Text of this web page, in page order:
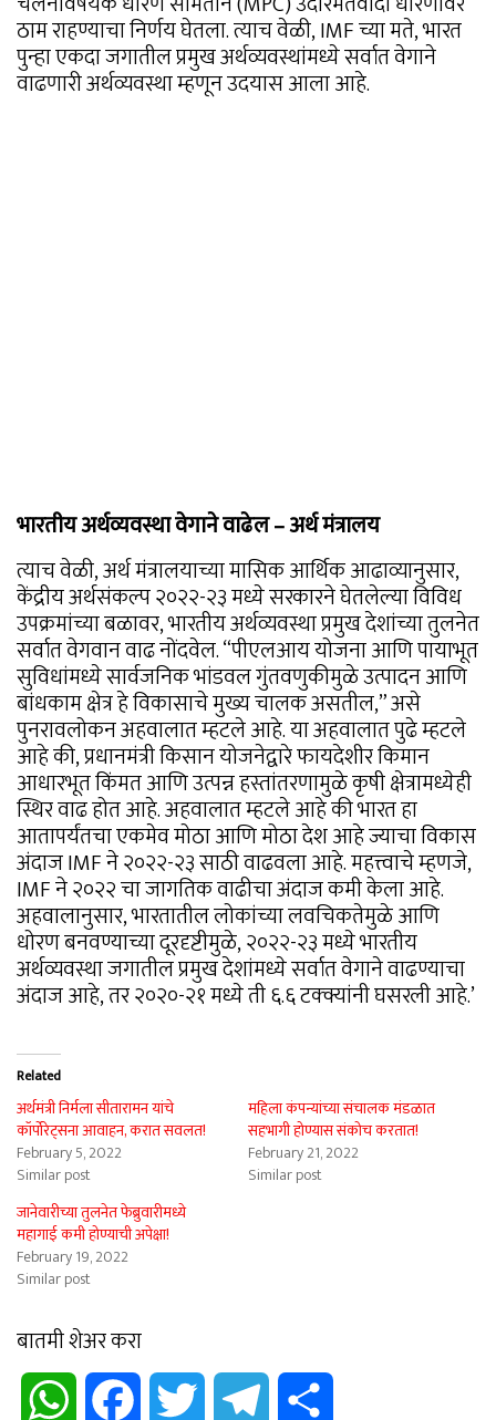
ठाम राहण्याचा निर्णय घेतला. त्याच वेळी, IMF च्या मते, भारत
पुन्हा एकदा जगातील प्रमुख अर्थव्यवस्थांमध्ये सर्वात वेगाने
वाढणारी अर्थव्यवस्था म्हणून उदयास आला आहे.
भारतीय अर्थव्यवस्था वेगाने वाढेल – अर्थ मंत्रालय
त्याच वेळी, अर्थ मंत्रालयाच्या मासिक आर्थिक आढाव्यानुसार,
केंद्रीय अर्थसंकल्प २०२२-२३ मध्ये सरकारने घेतलेल्या विविध
उपक्रमांच्या बळावर, भारतीय अर्थव्यवस्था प्रमुख देशांच्या तुलनेत
सर्वात वेगवान वाढ नोंदवेल. “पीएलआय योजना आणि पायाभूत
सुविधांमध्ये सार्वजनिक भांडवल गुंतवणुकीमुळे उत्पादन आणि
बांधकाम क्षेत्र हे विकासाचे मुख्य चालक असतील,” असे
पुनरावलोकन अहवालात म्हटले आहे. या अहवालात पुढे म्हटले
आहे की, प्रधानमंत्री किसान योजनेद्वारे फायदेशीर किमान
आधारभूत किंमत आणि उत्पन्न हस्तांतरणामुळे कृषी क्षेत्रामध्येही
स्थिर वाढ होत आहे. अहवालात म्हटले आहे की भारत हा
आतापर्यंतचा एकमेव मोठा आणि मोठा देश आहे ज्याचा विकास
अंदाज IMF ने २०२२-२३ साठी वाढवला आहे. महत्त्वाचे म्हणजे,
IMF ने २०२२ चा जागतिक वाढीचा अंदाज कमी केला आहे.
अहवालानुसार, भारतातील लोकांच्या लवचिकतेमुळे आणि
धोरण बनवण्याच्या दूरदृष्टीमुळे, २०२२-२३ मध्ये भारतीय
अर्थव्यवस्था जगातील प्रमुख देशांमध्ये सर्वात वेगाने वाढण्याचा
अंदाज आहे, तर २०२०-२१ मध्ये ती ६.६ टक्क्यांनी घसरली आहे.’
Related
अर्थमंत्री निर्मला सीतारामन यांचे
कॉर्पोरेट्सना आवाहन, करात सवलत!
February 5, 2022
Similar post
महिला कंपन्यांच्या संचालक मंडळात
सहभागी होण्यास संकोच करतात!
February 21, 2022
Similar post
जानेवारीच्या तुलनेत फेब्रुवारीमध्ये
महागाई कमी होण्याची अपेक्षा!
February 19, 2022
Similar post
बातमी शेअर करा
WhatsApp Facebook Twitter Telegram